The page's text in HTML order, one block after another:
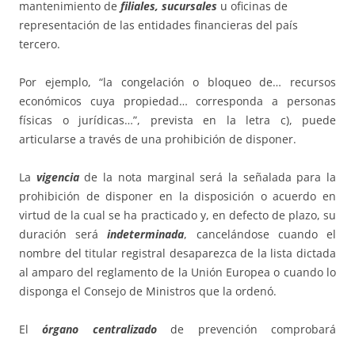
mantenimiento de filiales, sucursales u oficinas de
representación de las entidades financieras del país
tercero.
Por ejemplo, “la congelación o bloqueo de… recursos
económicos cuya propiedad… corresponda a personas
físicas o jurídicas…”, prevista en la letra c), puede
articularse a través de una prohibición de disponer.
La vigenciade la nota marginal será la señalada para la
prohibición de disponer en la disposición o acuerdo en
virtud de la cual se ha practicado y, en defecto de plazo, su
duración seráindeterminada, cancelándose cuando el
nombre del titular registral desaparezca de la lista dictada
al amparo del reglamento de la Unión Europea o cuando lo
disponga el Consejo de Ministros que la ordenó.
Elórgano centralizadode prevención comprobará